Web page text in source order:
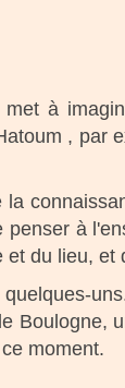
à
, par
à
du lieu, et
Boulogne,
moment.